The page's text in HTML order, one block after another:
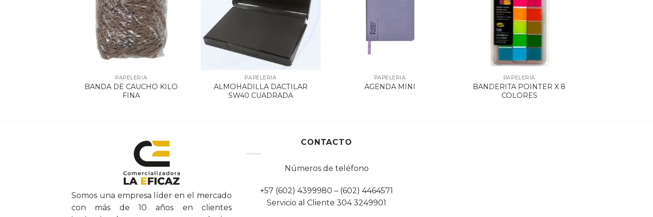
PAPELERIA
BANDA DE CAUCHO KILO
FINA
PAPELERIA
ALMOHADILLA DACTILAR
SW40 CUADRADA
PAPELERIA
AGENDA MINI
PAPELERIA
BANDERITA POINTER X 8
COLORES
Somos una empresa líder en el mercado
con más de 10 años en clientes
CONTACTO
Números de teléfono
+57 (602) 4399980 – (602) 4464571
Servicio al Cliente 304 3249901